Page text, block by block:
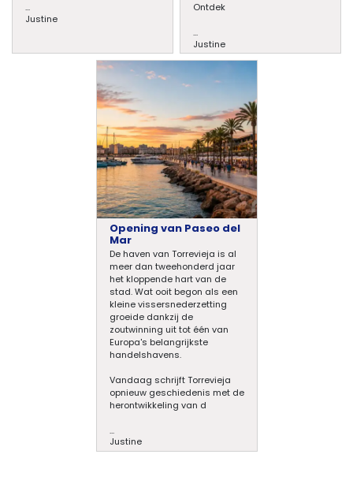
...
Justine
Ontdek
...
Justine
Opening van Paseo del
Mar
De haven van Torrevieja is al
meer dan tweehonderd jaar
het kloppende hart van de
stad. Wat ooit begon als een
kleine vissersnederzetting
groeide dankzij de
zoutwinning uit tot één van
Europa's belangrijkste
handelshavens.
Vandaag schrijft Torrevieja
opnieuw geschiedenis met de
herontwikkeling van d
...
Justine